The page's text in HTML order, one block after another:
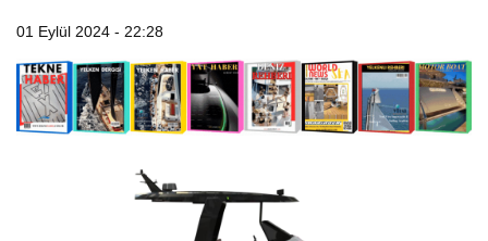
01 Eylül 2024 - 22:28